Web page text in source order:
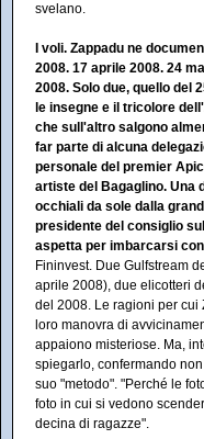
svelano.
I voli. Zappadu ne
2008. 17 aprile 2008. 24
2008. Solo due, quello del
le insegne e il tricolore
che sull'altro salgono
far parte di alcuna
personale del premier
artiste del Bagaglino. Una
occhiali da sole dalla
presidente del consiglio
aspetta per imbarcarsi
Fininvest. Due Gulfstream
aprile 2008), due elicotteri
del 2008. Le ragioni per
loro manovra di
appaiono misteriose. Ma,
spiegarlo, confermando
suo "metodo". "Perché le
foto in cui si vedono
decina di ragazze".